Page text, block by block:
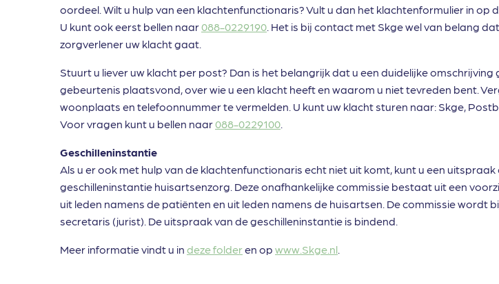
oordeel. Wilt u hulp van een klachtenfunctionaris? Vult u dan het klachtenformulier in op
U kunt ook eerst bellen naar088-0229190. Het is bij contact met Skge wel van belang
zorgverlener uw klacht gaat.
Stuurt u liever uw klacht per post? Dan is het belangrijk dat u een duidelijke
gebeurtenis plaatsvond, over wie u een klacht heeft en waarom u niet tevreden bent.
woonplaats en telefoonnummer te vermelden. U kunt uw klacht sturen naar: Skge,
Voor vragen kunt u bellen naar088-0229100.
Geschilleninstantie
Als u er ook met hulp van de klachtenfunctionaris echt niet uit komt, kunt u een
geschilleninstantie huisartsenzorg. Deze onafhankelijke commissie bestaat uit een
uit leden namens de patiënten en uit leden namens de huisartsen. De commissie wordt
secretaris (jurist). De uitspraak van de geschilleninstantie is bindend.
Meer informatie vindt u indeze folderen opwww.Skge.nl.